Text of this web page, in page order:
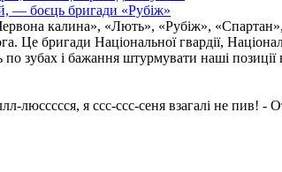
— боєць бригади «Рубіж»
калина», «Лють», «Рубіж»,
Це бригади Національної гвардії,
і бажання штурмувати наші позиції
люссссся, я ссс-ссс-сеня взагалі не пив! -